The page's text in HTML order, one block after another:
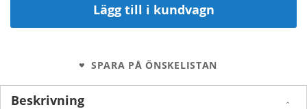
Lägg till i kundvagn
SPARA PÅ ÖNSKELISTAN
Beskrivning